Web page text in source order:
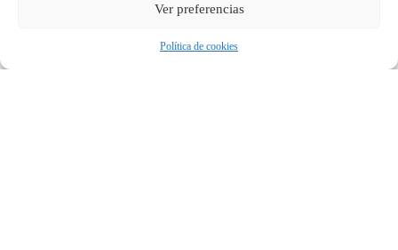
Ver preferencias
Política de cookies